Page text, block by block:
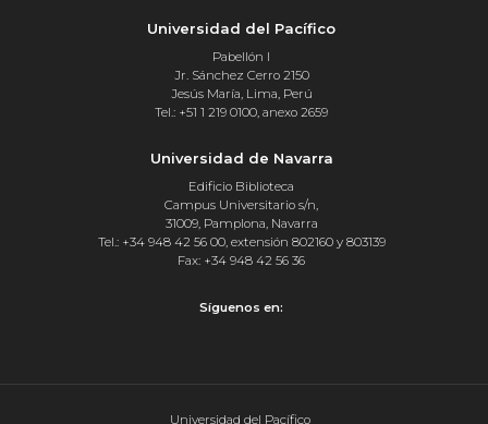
Universidad del Pacífico
Pabellón I
Jr. Sánchez Cerro 2150
Jesús María, Lima, Perú
Tel.: +51 1 219 0100, anexo 2659
Universidad de Navarra
Edificio Biblioteca
Campus Universitario s/n,
31009, Pamplona, Navarra
Tel.: +34 948 42 56 00, extensión 802160 y 803139
Fax: +34 948 42 56 36
Síguenos en:
Universidad del Pacífico